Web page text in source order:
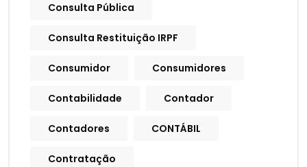
Consulta Pública
Consulta Restituição IRPF
Consumidor Consumidores
Contabilidade Contador
Contadores CONTÁBIL
Contratação